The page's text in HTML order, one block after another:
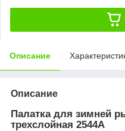
Описание
Описание
Палатка для зимней
трехслойная 2544А